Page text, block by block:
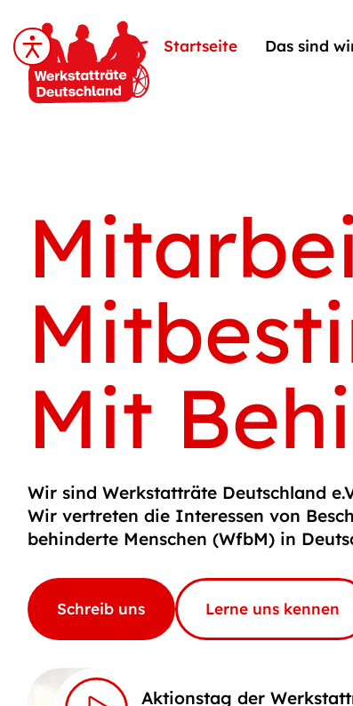
Startseite Das sind
Mit
Wir sind Werkstatträte Deutschland
Wir vertreten die Interessen von
behinderte Menschen (WfbM) in
Schreib uns Lerne uns kennen
Aktionstag der